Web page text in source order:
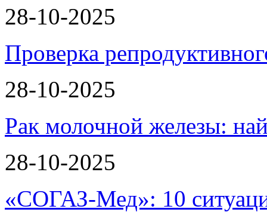
28-10-2025
Проверка
28-10-2025
Рак молочной железы:
28-10-2025
«СОГАЗ-Мед»: 10